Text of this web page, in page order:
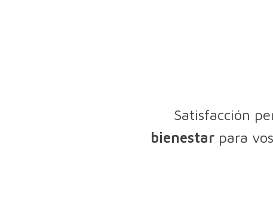
Satisfacción
bienestarpara